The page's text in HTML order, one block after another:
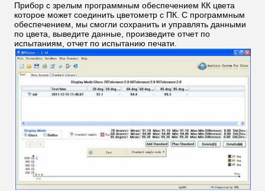
Прибор с зрелым программным обеспечением КК цвета
которое может соединить цветометр с ПК. С программным
обеспечением, мы смогли сохранить и управлять данными
по цвета, выведите данные, произведите отчет по
испытаниям, отчет по испытанию печати.